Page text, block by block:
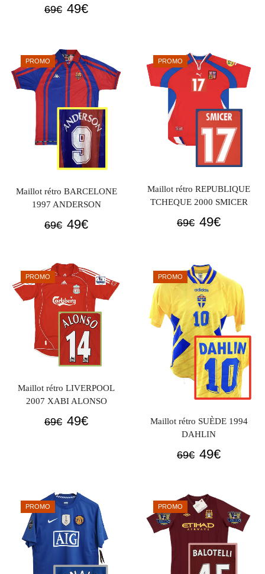
69€ Le
était :
69€.
49€Le
est :
49€.
PROMO
Maillot rétro BARCELONE
1997 ANDERSON
69€ Le
était :
69€.
49€Le
est :
49€.
PROMO
Maillot rétro REPUBLIQUE
TCHEQUE 2000 SMICER
69€ Le
était :
69€.
49€Le
49€.
PROMO
Maillot rétro LIVERPOOL
2007 XABI ALONSO
69€ Le
49€Le
PROMO
Maillot rétro SUÈDE 1994
DAHLIN
69€ Le
était :
69€.
49€Le
est :
49€.
PROMO PROMO